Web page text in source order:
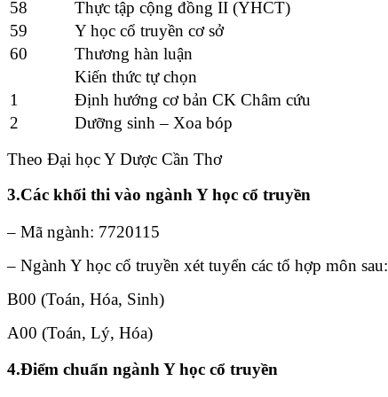
58
Thực tập cộng đồng II (YHCT)
59
Y học cổ truyền cơ sở
60
Thương hàn luận
Kiến thức tự chọn
1
Định hướng cơ bản CK Châm cứu
2
Dưỡng sinh – Xoa bóp
Theo Đại học Y Dược Cần Thơ
3.Các khối thi vào ngành Y học cổ truyền
– Mã ngành: 7720115
– Ngành Y học cổ truyền xét tuyển các tổ hợp môn sau:
B00 (Toán, Hóa, Sinh)
A00 (Toán, Lý, Hóa)
4.Điểm chuẩn ngành Y học cổ truyền